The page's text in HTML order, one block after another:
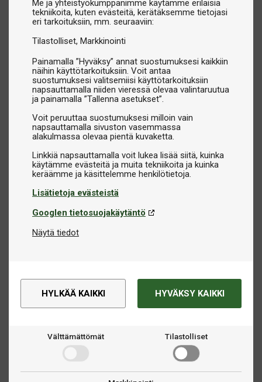
Me ja yhteistyökumppanimme käytämme erilaisia
tekniikoita, kuten evästeitä, kerätäksemme tietojasi
eri tarkoituksiin, mm. seuraaviin:
Tilastolliset Markkinointi
Painamalla ”Hyväksy” annat suostumuksesi kaikkiin
näihin käyttötarkoituksiin. Voit antaa
suostumuksesi valitsemiisi käyttötarkoituksiin
napsauttamalla niiden vieressä olevaa valintaruutua
ja painamalla ”Tallenna asetukset”.
Voit peruuttaa suostumuksesi milloin vain
napsauttamalla sivuston vasemmassa
alakulmassa olevaa pientä kuvaketta.
Linkkiä napsauttamalla voit lukea lisää siitä, kuinka
käytämme evästeitä ja muita tekniikoita ja kuinka
Lisätietoja evästeistä
Googlen tietosuojakäytäntö
Näytä tiedot
HYLKÄÄ KAIKKI HYVÄKSY KAIKKI
Välttämättömät Tilastolliset